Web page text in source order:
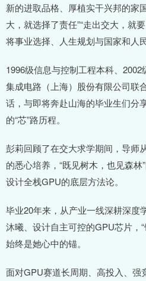
新的进取品格、厚植实干兴邦的家
大，就选择了责任”“走出交大，就
将事业选择、人生规划与国家和人
1996级信息与控制工程本科、
集成电路（上海）股份有限公司联
话，与即将奔赴山海的毕业生们分
的“芯”路历程。
彭莉回顾了在交大求学期间，导师
的悉心培养，“既见树木，也见森
设计全栈GPU的底层方法论。
毕业20年来，从产业一线深耕深度
沐曦、设计自主可控的GPU芯片，
始终是她心中的锚。
面对GPU赛道长周期、高投入、强